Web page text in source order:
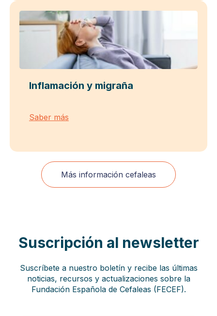
Inflamación y migraña
Saber más
Más información cefaleas
Suscripción al newsletter
Suscríbete a nuestro boletín y recibe las últimas
noticias, recursos y actualizaciones sobre la
Fundación Española de Cefaleas (FECEF).